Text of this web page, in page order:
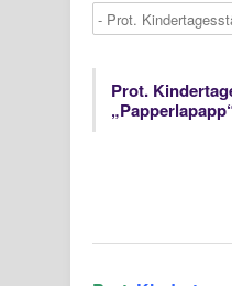
Prot.